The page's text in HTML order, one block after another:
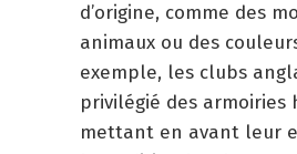
d’origine, comme des
animaux ou des
exemple, les clubs
privilégié des armoiries
mettant en avant leur